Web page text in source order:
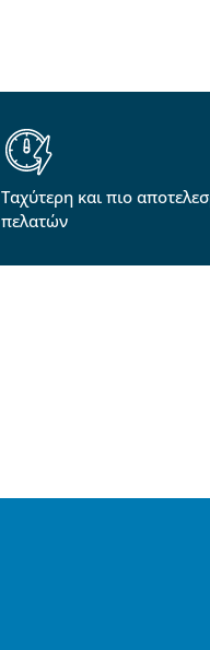
Ταχύτερη και πιο
πελατών